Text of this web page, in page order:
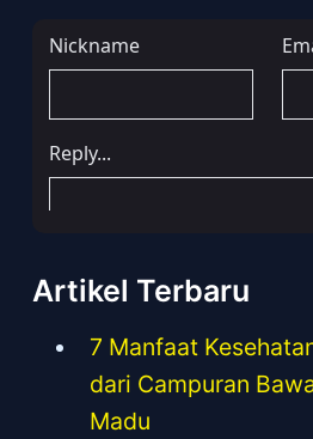
Artikel Terbaru
7 Manfaat
dari Campuran
Madu